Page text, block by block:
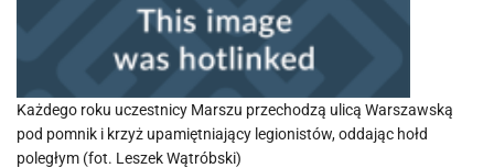
Każdego roku uczestnicy Marszu przechodzą ulicą Warszawską
pod pomnik i krzyż upamiętniający legionistów, oddając hołd
poległym (fot. Leszek Wątróbski)